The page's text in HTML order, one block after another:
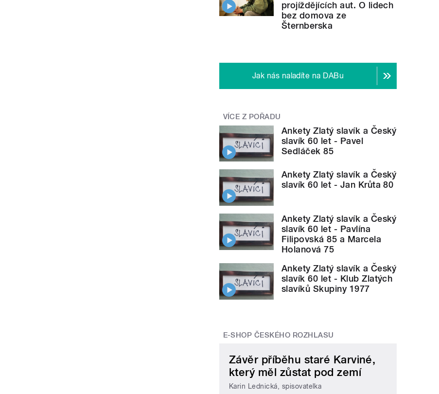
projíždějících aut. O lidech
bez domova ze
Šternberska
Jak nás naladíte na DABu
VÍCE Z POŘADU
Ankety Zlatý slavík a Český
slavík 60 let - Pavel
Sedláček 85
Ankety Zlatý slavík a Český
slavík 60 let - Jan Krůta 80
Ankety Zlatý slavík a Český
slavík 60 let - Pavlína
Filipovská 85 a Marcela
Holanová 75
Ankety Zlatý slavík a Český
slavík 60 let - Klub Zlatých
slavíků Skupiny 1977
E-SHOP ČESKÉHO ROZHLASU
Závěr příběhu staré Karviné,
který měl zůstat pod zemí
Karin Lednická, spisovatelka